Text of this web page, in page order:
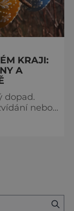
KRAJI:
A
dopad.
nebo
na které se
kde vznikají